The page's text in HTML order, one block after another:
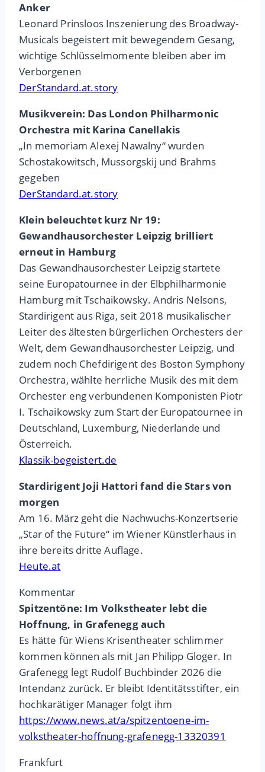
Anker
Leonard Prinsloos Inszenierung des Broadway-
Musicals begeistert mit bewegendem Gesang,
wichtige Schlüsselmomente bleiben aber im
Verborgenen
DerStandard.at.story
Musikverein: Das London Philharmonic
Orchestra mit Karina Canellakis
„In memoriam Alexej Nawalny“ wurden
Schostakowitsch, Mussorgskij und Brahms
gegeben
DerStandard.at.story
Klein beleuchtet kurz Nr 19:
Gewandhausorchester Leipzig brilliert
erneut in Hamburg
Das Gewandhausorchester Leipzig startete
seine Europatournee in der Elbphilharmonie
Hamburg mit Tschaikowsky. Andris Nelsons,
Stardirigent aus Riga, seit 2018 musikalischer
Leiter des ältesten bürgerlichen Orchesters der
Welt, dem Gewandhausorchester Leipzig, und
zudem noch Chefdirigent des Boston Symphony
Orchestra, wählte herrliche Musik des mit dem
Orchester eng verbundenen Komponisten Piotr
I. Tschaikowsky zum Start der Europatournee in
Deutschland, Luxemburg, Niederlande und
Österreich.
Klassik-begeistert.de
Stardirigent Joji Hattori fand die Stars von
morgen
Am 16. März geht die Nachwuchs-Konzertserie
„Star of the Future“ im Wiener Künstlerhaus in
ihre bereits dritte Auflage.
Heute.at
Kommentar
Spitzentöne: Im Volkstheater lebt die
Hoffnung, in Grafenegg auch
Es hätte für Wiens Krisentheater schlimmer
kommen können als mit Jan Philipp Gloger. In
Grafenegg legt Rudolf Buchbinder 2026 die
Intendanz zurück. Er bleibt Identitätsstifter, ein
hochkarätiger Manager folgt ihm
https://www.news.at/a/spitzentoene-im-
volkstheater-hoffnung-grafenegg-13320391
Frankfurt